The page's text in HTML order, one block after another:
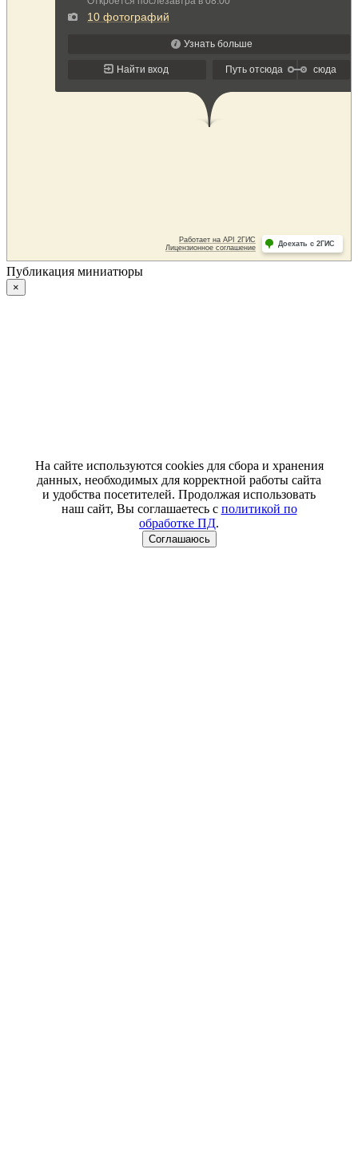
Публикация миниатюры
×
На сайте используются cookies для сбора и хранения
данных, необходимых для корректной работы сайта
и удобства посетителей. Продолжая использовать
наш сайт, Вы соглашаетесь с политикой по
обработке ПД.
Соглашаюсь